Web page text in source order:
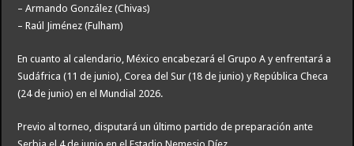
– Armando González (Chivas)
– Raúl Jiménez (Fulham)
En cuanto al calendario, México encabezará el Grupo A y enfrentará a
Sudáfrica (11 de junio), Corea del Sur (18 de junio) y República Checa
(24 de junio) en el Mundial 2026.
Previo al torneo, disputará un último partido de preparación ante